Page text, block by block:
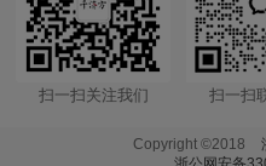
扫一扫关注我们 扫一扫
Copyright ©2018